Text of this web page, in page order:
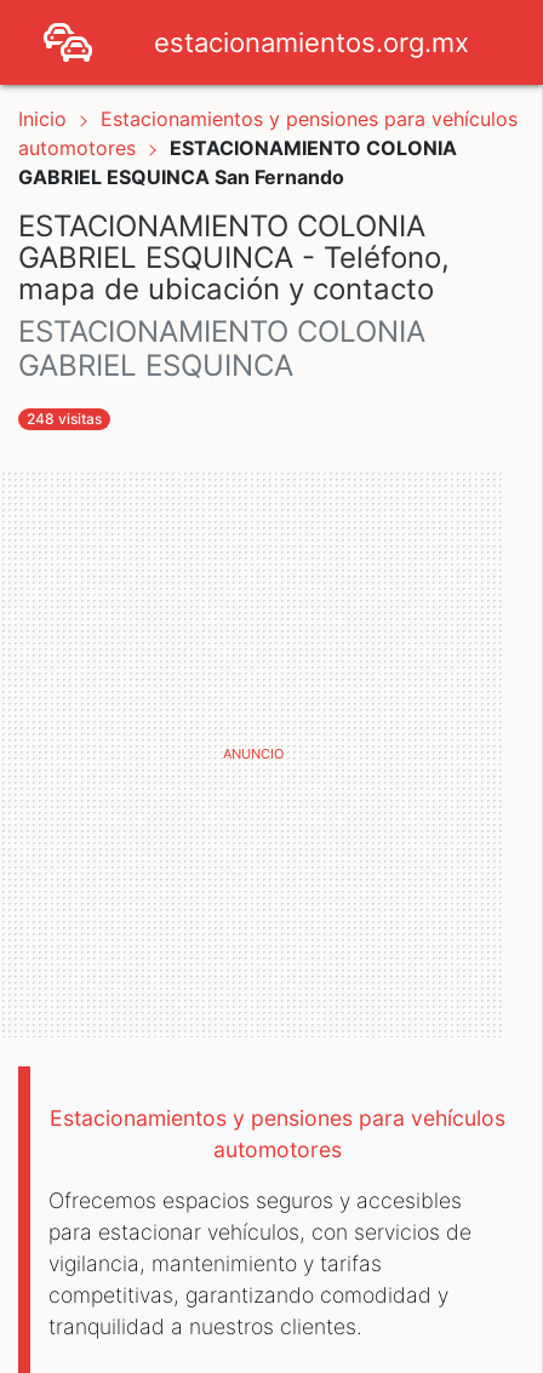
estacionamientos.org.mx
Inicio
Estacionamientos y pensiones para vehículos
automotores
ESTACIONAMIENTO COLONIA
GABRIEL ESQUINCA San Fernando
ESTACIONAMIENTO COLONIA
GABRIEL ESQUINCA - Teléfono,
mapa de ubicación y contacto
ESTACIONAMIENTO COLONIA
GABRIEL ESQUINCA
248 visitas
Estacionamientos y pensiones para vehículos
automotores
Ofrecemos espacios seguros y accesibles
para estacionar vehículos, con servicios de
vigilancia, mantenimiento y tarifas
competitivas, garantizando comodidad y
tranquilidad a nuestros clientes.